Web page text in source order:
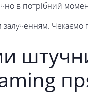
в потрібний
залученням.